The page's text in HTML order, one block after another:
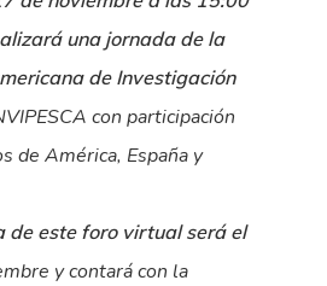
una jornada de la
de Investigación
con participación
de América, España y
de este foro virtual será el
y contará con la